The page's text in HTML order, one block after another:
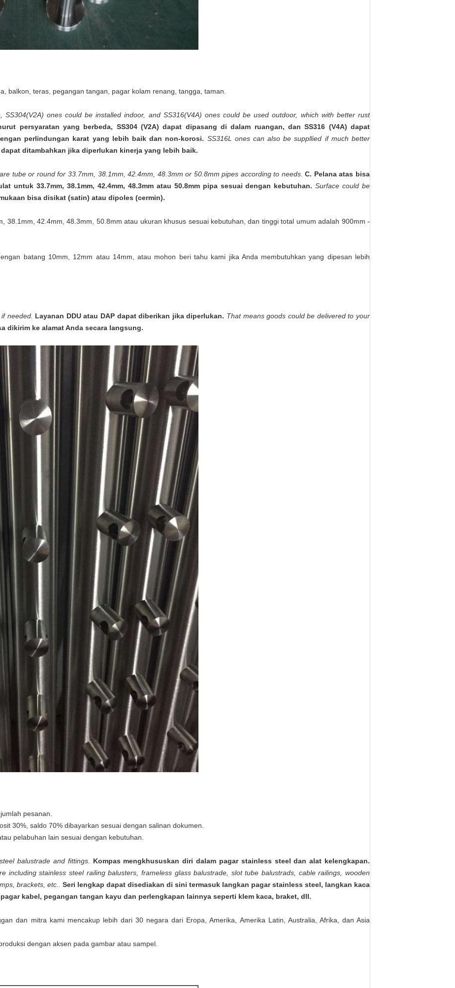
balkon, teras, pegangan tangan, pagar kolam renang, tangga, taman.
SS304(V2A) ones could be installed indoor, and SS316(V4A) ones could be used outdoor, which with better rust
persyaratan yang berbeda, SS304 (V2A) dapat dipasang di dalam ruangan, dan SS316 (V4A) dapat
perlindungan karat yang lebih baik dan non-korosi. SS316L ones can also be suppllied if much better
dapat ditambahkan jika diperlukan kinerja yang lebih baik.
tube or round for 33.7mm, 38.1mm, 42.4mm, 48.3mm or 50.8mm pipes according to needs. C. Pelana atas bisa
untuk 33.7mm, 38.1mm, 42.4mm, 48.3mm atau 50.8mm pipa sesuai dengan kebutuhan. Surface could be
bisa disikat (satin) atau dipoles (cermin).
38.1mm, 42.4mm, 48.3mm, 50.8mm atau ukuran khusus sesuai kebutuhan, dan tinggi total umum adalah 900mm -
batang 10mm, 12mm atau 14mm, atau mohon beri tahu kami jika Anda membutuhkan yang dipesan lebih
needed. Layanan DDU atau DAP dapat diberikan jika diperlukan. That means goods could be delivered to your
dikirim ke alamat Anda secara langsung.
pesanan.
30%, saldo 70% dibayarkan sesuai dengan salinan dokumen.
pelabuhan lain sesuai dengan kebutuhan.
balustrade and fittings.
Kompas mengkhususkan diri dalam pagar stainless steel dan alat kelengkapan.
including stainless steel railing balusters, frameless glass balustrade, slot tube balustrads, cable railings, wooden
brackets, etc..
Seri lengkap dapat disediakan di sini termasuk langkan pagar stainless steel, langkan kaca
kabel, pegangan tangan kayu dan perlengkapan lainnya seperti klem kaca, braket, dll.
dan mitra kami mencakup lebih dari 30 negara dari Eropa, Amerika, Amerika Latin, Australia, Afrika, dan Asia
dengan aksen pada gambar atau sampel.